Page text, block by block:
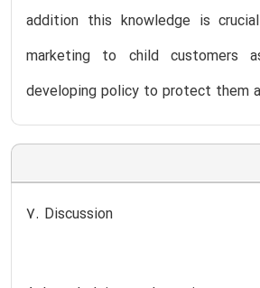
addition this knowledge is
marketing to child customers
developing policy to protect them
7. Discussion